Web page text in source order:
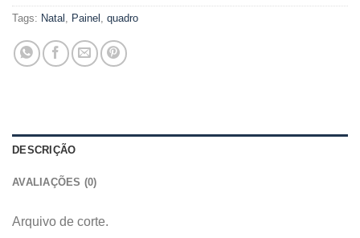
Tags: Natal Painel quadro
DESCRIÇÃO
AVALIAÇÕES (0)
Arquivo de corte.